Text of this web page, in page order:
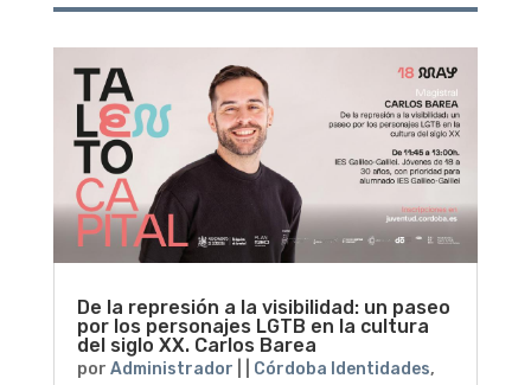
De la represión a la visibilidad: un paseo
por los personajes LGTB en la cultura
del siglo XX. Carlos Barea
por Administrador Córdoba Identidades,